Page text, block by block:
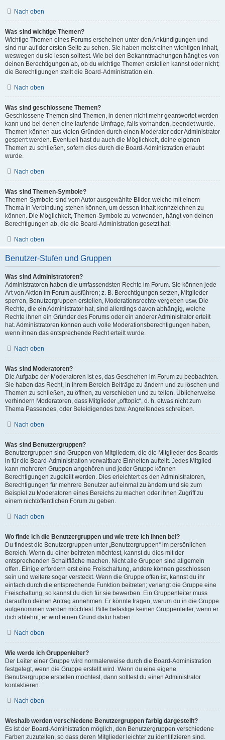
Nach oben
Was sind wichtige Themen?
Wichtige Themen eines Forums erscheinen unter den Ankündigungen und
sind nur auf der ersten Seite zu sehen. Sie haben meist einen wichtigen Inhalt,
weswegen du sie lesen solltest. Wie bei den Bekanntmachungen hängt es von
deinen Berechtigungen ab, ob du wichtige Themen erstellen kannst oder nicht;
die Berechtigungen stellt die Board-Administration ein.
Nach oben
Was sind geschlossene Themen?
Geschlossene Themen sind Themen, in denen nicht mehr geantwortet werden
kann und bei denen eine laufende Umfrage, falls vorhanden, beendet wurde.
Themen können aus vielen Gründen durch einen Moderator oder Administrator
gesperrt werden. Eventuell hast du auch die Möglichkeit, deine eigenen
Themen zu schließen, sofern dies durch die Board-Administration erlaubt
wurde.
Nach oben
Was sind Themen-Symbole?
Themen-Symbole sind vom Autor ausgewählte Bilder, welche mit einem
Thema in Verbindung stehen können, um dessen Inhalt kennzeichnen zu
können. Die Möglichkeit, Themen-Symbole zu verwenden, hängt von deinen
Berechtigungen ab, die die Board-Administration gesetzt hat.
Nach oben
Benutzer-Stufen und Gruppen
Was sind Administratoren?
Administratoren haben die umfassendsten Rechte im Forum. Sie können jede
Art von Aktion im Forum ausführen; z. B. Berechtigungen setzen, Mitglieder
sperren, Benutzergruppen erstellen, Moderationsrechte vergeben usw. Die
Rechte, die ein Administrator hat, sind allerdings davon abhängig, welche
Rechte ihnen ein Gründer des Forums oder ein anderer Administrator erteilt
hat. Administratoren können auch volle Moderationsberechtigungen haben,
wenn ihnen das entsprechende Recht erteilt wurde.
Nach oben
Was sind Moderatoren?
Die Aufgabe der Moderatoren ist es, das Geschehen im Forum zu beobachten.
Sie haben das Recht, in ihrem Bereich Beiträge zu ändern und zu löschen und
Themen zu schließen, zu öffnen, zu verschieben und zu teilen. Üblicherweise
verhindern Moderatoren, dass Mitglieder „offtopic“, d. h. etwas nicht zum
Thema Passendes, oder Beleidigendes bzw. Angreifendes schreiben.
Nach oben
Was sind Benutzergruppen?
Benutzergruppen sind Gruppen von Mitgliedern, die die Mitglieder des Boards
in für die Board-Administration verwaltbare Einheiten aufteilt. Jedes Mitglied
kann mehreren Gruppen angehören und jeder Gruppe können
Berechtigungen zugeteilt werden. Dies erleichtert es den Administratoren,
Berechtigungen für mehrere Benutzer auf einmal zu ändern und sie zum
Beispiel zu Moderatoren eines Bereichs zu machen oder ihnen Zugriff zu
einem nichtöffentlichen Forum zu geben.
Nach oben
Wo finde ich die Benutzergruppen und wie trete ich ihnen bei?
Du findest die Benutzergruppen unter „Benutzergruppen“ im persönlichen
Bereich. Wenn du einer beitreten möchtest, kannst du dies mit der
entsprechenden Schaltfläche machen. Nicht alle Gruppen sind allgemein
offen. Einige erfordern erst eine Freischaltung, andere können geschlossen
sein und weitere sogar versteckt. Wenn die Gruppe offen ist, kannst du ihr
einfach durch die entsprechende Funktion beitreten; verlangt die Gruppe eine
Freischaltung, so kannst du dich für sie bewerben. Ein Gruppenleiter muss
daraufhin deinen Antrag annehmen. Er könnte fragen, warum du in die Gruppe
aufgenommen werden möchtest. Bitte belästige keinen Gruppenleiter, wenn er
dich ablehnt, er wird einen Grund dafür haben.
Nach oben
Wie werde ich Gruppenleiter?
Der Leiter einer Gruppe wird normalerweise durch die Board-Administration
festgelegt, wenn die Gruppe erstellt wird. Wenn du eine eigene
Benutzergruppe erstellen möchtest, dann solltest du einen Administrator
kontaktieren.
Nach oben
Weshalb werden verschiedene Benutzergruppen farbig dargestellt?
Es ist der Board-Administration möglich, den Benutzergruppen verschiedene
Farben zuzuteilen, so dass deren Mitglieder leichter zu identifizieren sind.